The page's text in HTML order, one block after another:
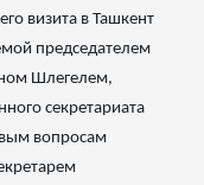
визита в Ташкент
председателем
Шлегелем,
секретариата
вопросам